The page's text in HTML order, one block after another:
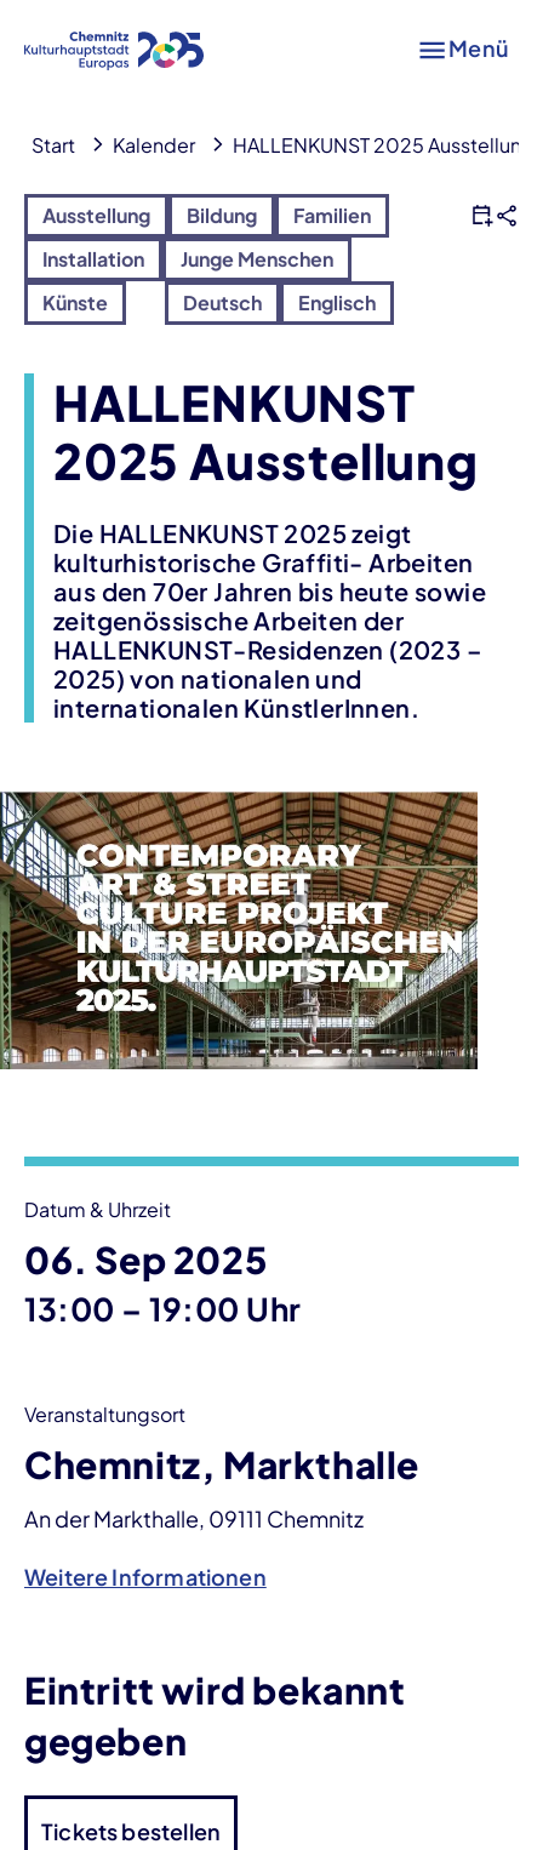
Menü
Start Kalender HALLENKUNST 2025 Ausstellung
Ausstellung Bildung
Familien
Installation
Junge Menschen
Künste
Deutsch Englisch
HALLENKUNST
2025 Ausstellung
Die HALLENKUNST 2025 zeigt
kulturhistorische Graffiti- Arbeiten
aus den 70er Jahren bis heute sowie
zeitgenössische Arbeiten der
HALLENKUNST-Residenzen (2023 –
2025) von nationalen und
internationalen KünstlerInnen.
Datum & Uhrzeit
06. Sep 2025
13:00 – bis
19:00 Uhr
Veranstaltungsort
Chemnitz, Markthalle
An der Markthalle, 09111 Chemnitz
Weitere Informationen
Eintritt wird bekannt
gegeben
Tickets bestellen